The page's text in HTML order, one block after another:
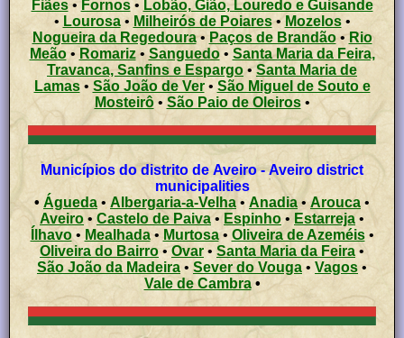
Fiães• Fornos• Lobão, Gião, Louredo e Guisande
• Lourosa• Milheirós de Poiares• Mozelos•
Nogueira da Regedoura• Paços de Brandão• Rio
Meão• Romariz• Sanguedo• Santa Maria da Feira,
Travanca, Sanfins e Espargo • Santa Maria de
Lamas• São João de Ver• São Miguel de Souto e
Mosteirô• São Paio de Oleiros•
Municípios do distrito de Aveiro - Aveiro district
municipalities
• Águeda • Albergaria-a-Velha • Anadia •Arouca •
Aveiro • Castelo de Paiva• Espinho • Estarreja•
Ílhavo• Mealhada• Murtosa• Oliveira de Azeméis•
Oliveira do Bairro •Ovar • Santa Maria da Feira •
São João da Madeira • Sever do Vouga • Vagos •
Vale de Cambra •